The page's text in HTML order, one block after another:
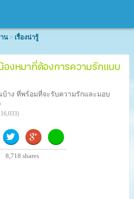
น > เรื่องน่ารู้
งหมาที่ต้องการความรักแบบ
าง ที่พร้อมที่จะรับความรักและมอบ
8,718 shares